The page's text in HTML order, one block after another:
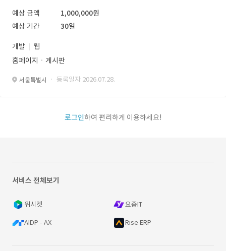
예상 금액
1,000,000원
예상 기간
30일
개발
웹
홈페이지ㆍ게시판
서울특별시 · 등록일자 2026.07.28.
로그인하여 편리하게 이용하세요!
서비스 전체보기
위시켓 요즘IT
AIDP - AX Rise ERP